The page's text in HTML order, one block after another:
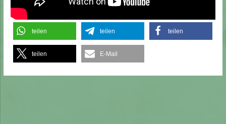
teilen teilen teilen
teilen E-Mail